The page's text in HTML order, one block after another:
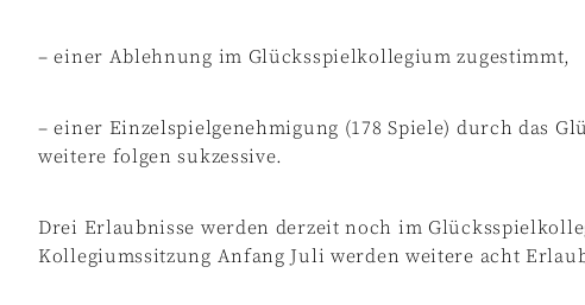
– einer Ablehnung im Glücksspielkollegium zugestimmt,
– einer Einzelspielgenehmigung (178 Spiele) durch das
weitere folgen sukzessive.
Drei Erlaubnisse werden derzeit noch im
Kollegiumssitzung Anfang Juli werden weitere acht